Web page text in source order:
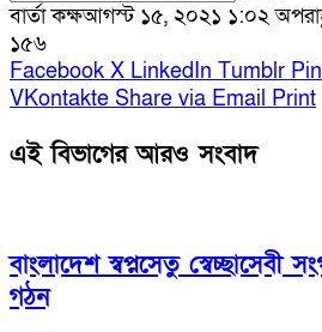
বার্তা কক্ষআগস্ট ১৫, ২০২১ ১:০২
১৫৬
Facebook X LinkedIn Tumblr
VKontakte Share via Email Print
এই বিভাগের আরও সংবাদ
বাংলাদেশ স্বপ্নসেতু স্বেচ্ছাসেবী
গঠন